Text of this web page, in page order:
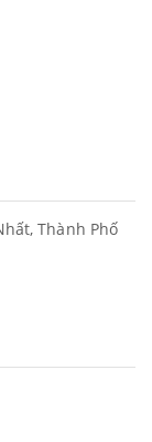
Thành Phố